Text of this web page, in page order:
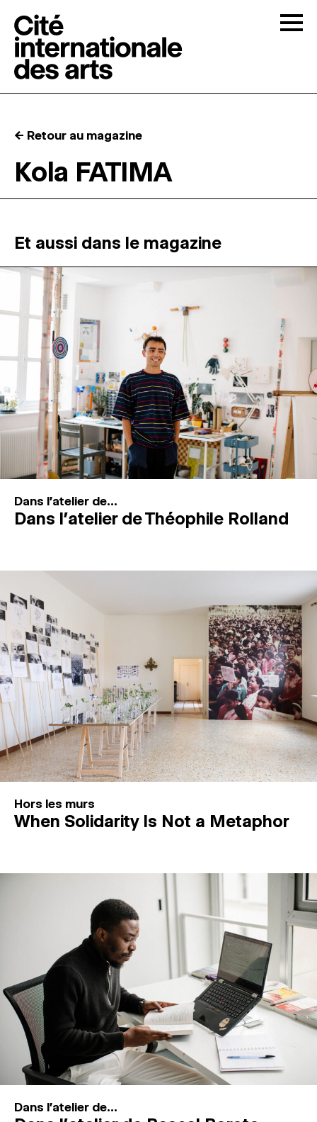
RÉSIDENCES ↓
ATELIERS OUVERTS
PROGRAMMATION
MAGAZINE
ESPACES DE PRATIQUE ARTISTIQUE ↓
Recherche
Connexion
← Retour au magazine
Kola FATIMA
Et aussi dans le magazine
Dans l'atelier de...
Dans l’atelier de Théophile Rolland
Hors les murs
When Solidarity Is Not a Metaphor
Dans l'atelier de...